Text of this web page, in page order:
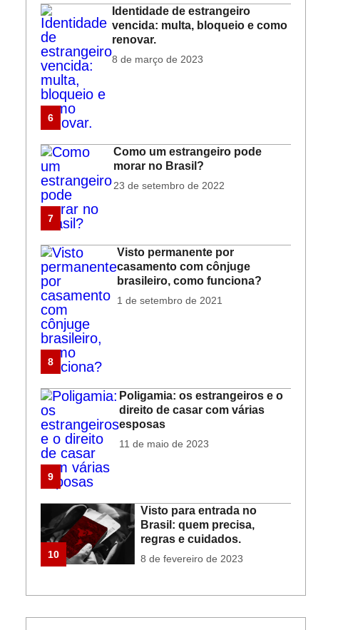
6
Identidade de estrangeiro
vencida: multa, bloqueio e como
renovar.
8 de março de 2023
7
Como um estrangeiro pode
morar no Brasil?
23 de setembro de 2022
8
Visto permanente por
casamento com cônjuge
brasileiro, como funciona?
1 de setembro de 2021
9
Poligamia: os estrangeiros e o
direito de casar com várias
esposas
11 de maio de 2023
10
Visto para entrada no
Brasil: quem precisa,
regras e cuidados.
8 de fevereiro de 2023